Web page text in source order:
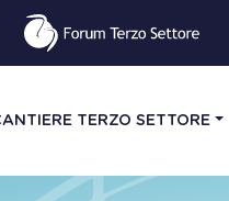
TERZO SETTORE